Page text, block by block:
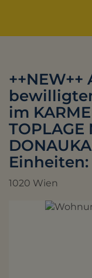
++NEW++
im
TOPLAGE
1020 Wien